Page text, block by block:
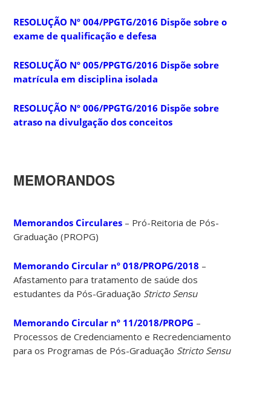
RESOLUÇÃO Nº 004/PPGTG/2016 Dispõe sobre o
exame de qualificação e defesa
RESOLUÇÃO Nº 005/PPGTG/2016 Dispõe sobre
matrícula em disciplina isolada
RESOLUÇÃO Nº 006/PPGTG/2016 Dispõe sobre
atraso na divulgação dos conceitos
MEMORANDOS
Memorandos Circulares – Pró-Reitoria de Pós-
Graduação (PROPG)
Memorando Circular nº 018/PROPG/2018 –
Afastamento para tratamento de saúde dos
estudantes da Pós-Graduação Stricto Sensu
Memorando Circular nº 11/2018/PROPG –
Processos de Credenciamento e Recredenciamento
para os Programas de Pós-Graduação Stricto Sensu